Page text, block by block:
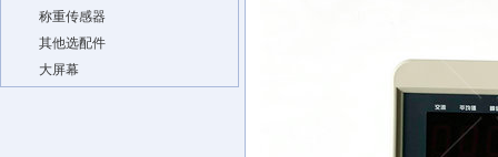
称重传感器
其他选配件
大屏幕